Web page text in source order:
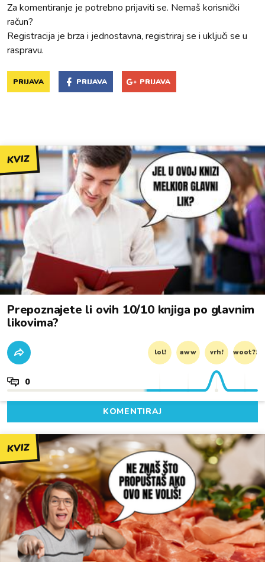
Za komentiranje je potrebno prijaviti se. Nemaš korisnički
račun?
Registracija je brza i jednostavna, registriraj se i uključi se u
raspravu.
PRIJAVA PRIJAVA PRIJAVA
KVIZ
Prepoznajete li ovih 10/10 knjiga po glavnim
likovima?
lol! aww vrh! woot?!
0
KOMENTIRAJ
KVIZ